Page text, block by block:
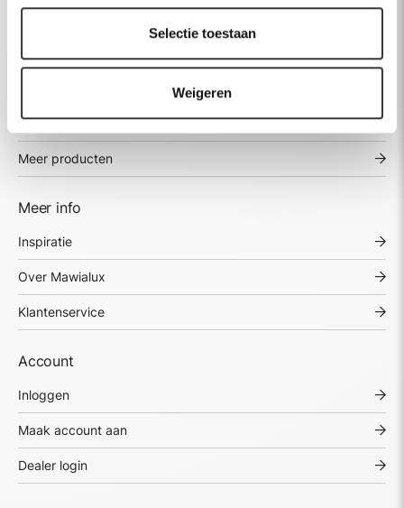
Selectie toestaan
Weigeren
Wastafels
Meer producten
Meer info
Inspiratie
Over Mawialux
Klantenservice
Account
Inloggen
Maak account aan
Dealer login